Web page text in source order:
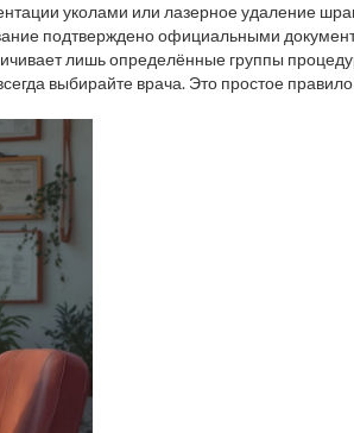
уколами или лазерное удаление
подтверждено официальными
лишь определённые группы
выбирайте врача. Это простое